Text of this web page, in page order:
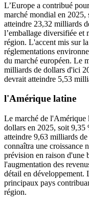
L’Europe a contribué
marché mondial en
atteindre 23,32 milliards
l’emballage diversifiée et
région. L'accent mis sur
réglementations
du marché européen. Le
milliards de dollars d'ici
devrait atteindre 5,53
l'Amérique latine
Le marché de l'Amérique
dollars en 2025, soit 9,35
atteindre 9,63 milliards
connaîtra une croissance
prévision en raison d'une
l'augmentation des
détail en développement.
principaux pays
région.